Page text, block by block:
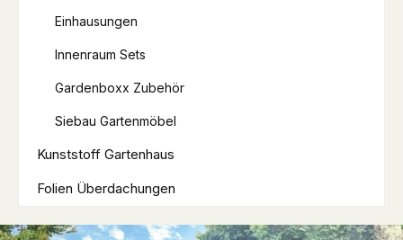
Einhausungen
Innenraum Sets
Gardenboxx Zubehör
Siebau Gartenmöbel
Kunststoff Gartenhaus
Folien Überdachungen